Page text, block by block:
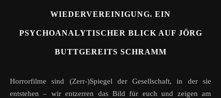
WIEDERVEREINIGUNG. EIN
PSYCHOANALYTISCHER BLICK AUF JÖRG
BUTTGEREITS SCHRAMM
Horrorfilme sind (Zerr-)Spiegel der Gesellschaft, in der sie
entstehen – wir entzerren das Bild für euch und zeigen am